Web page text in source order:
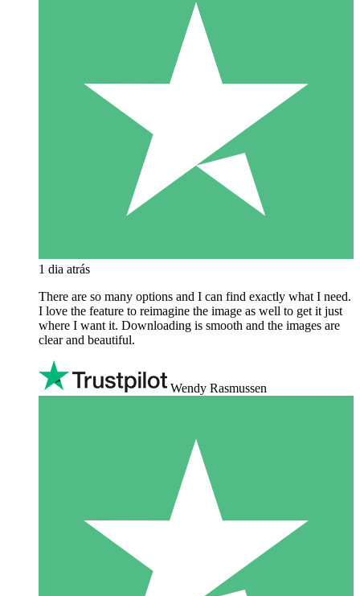
1 dia atrás
There are so many options and I can find exactly what I need.
I love the feature to reimagine the image as well to get it just
where I want it. Downloading is smooth and the images are
clear and beautiful.
Wendy Rasmussen